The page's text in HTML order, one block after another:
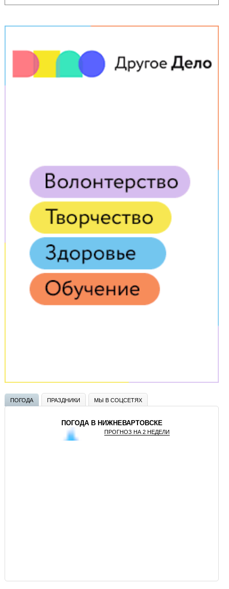
ПОГОДА ПРАЗДНИКИ МЫ В СОЦСЕТЯХ
ПОГОДА В НИЖНЕВАРТОВСКЕ
ПРОГНОЗ НА 2 НЕДЕЛИ